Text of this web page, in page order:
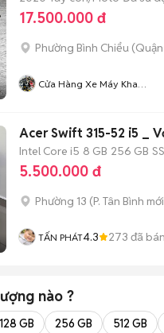
17.500.000 đ
Phường Bình Chiểu
Cửa Hàng Xe Máy Kha
Acer Swift 315-52 i5 _
Intel Core i5 8 GB 256 GB
5.500.000 đ
Phường 13 (P. Tân Bình
TẤN PHÁT4.3 273 đã bán
nào ?
128 GB 256 GB 512 GB